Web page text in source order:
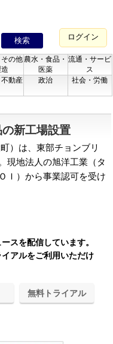
ログイン
の他 農水・食品・
医薬
流通・サービ
ス
動産 政治 社会・労働
新工場設置
）は、東部チョンブリ
現地法人の旭洋工業（タ
Ｉ）から事業認可を受け
スを配信しています。
アルをご利用いただけ
無料トライアル